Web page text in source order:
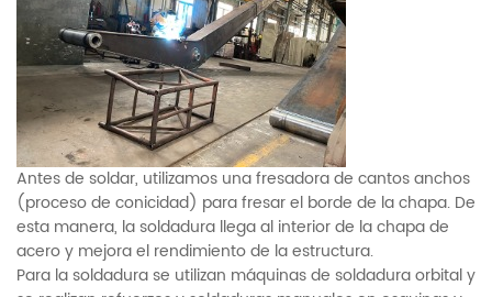
Antes de soldar, utilizamos una fresadora de cantos anchos
(proceso de conicidad) para fresar el borde de la chapa. De
esta manera, la soldadura llega al interior de la chapa de
acero y mejora el rendimiento de la estructura.
Para la soldadura se utilizan máquinas de soldadura orbital y